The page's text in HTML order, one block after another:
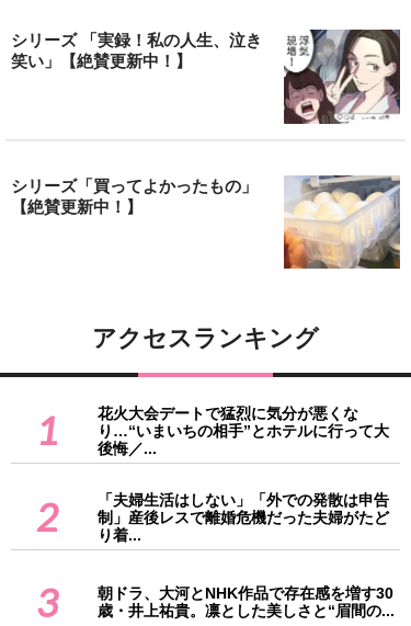
シリーズ 「実録！私の人生、泣き
笑い」【絶賛更新中！】
シリーズ「買ってよかったもの」
【絶賛更新中！】
アクセスランキング
1
花火大会デートで猛烈に気分が悪くな
り…“いまいちの相手”とホテルに行って大
後悔／...
2
「夫婦生活はしない」「外での発散は申告
制」産後レスで離婚危機だった夫婦がたど
り着...
3
朝ドラ、大河とNHK作品で存在感を増す30
歳・井上祐貴。凛とした美しさと“眉間の...